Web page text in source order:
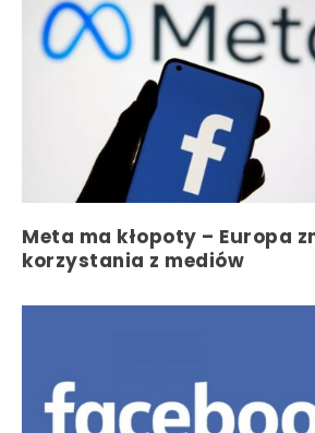
Meta ma kłopoty – Europa
korzystania z mediów